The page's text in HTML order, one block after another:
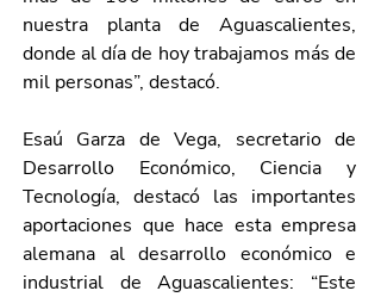
nuestra planta de Aguascalientes,
donde al día de hoy trabajamos más de
mil personas”, destacó.
Esaú Garza de Vega, secretario de
Desarrollo Económico, Ciencia y
Tecnología, destacó las importantes
aportaciones que hace esta empresa
alemana al desarrollo económico e
industrial de Aguascalientes: “Este